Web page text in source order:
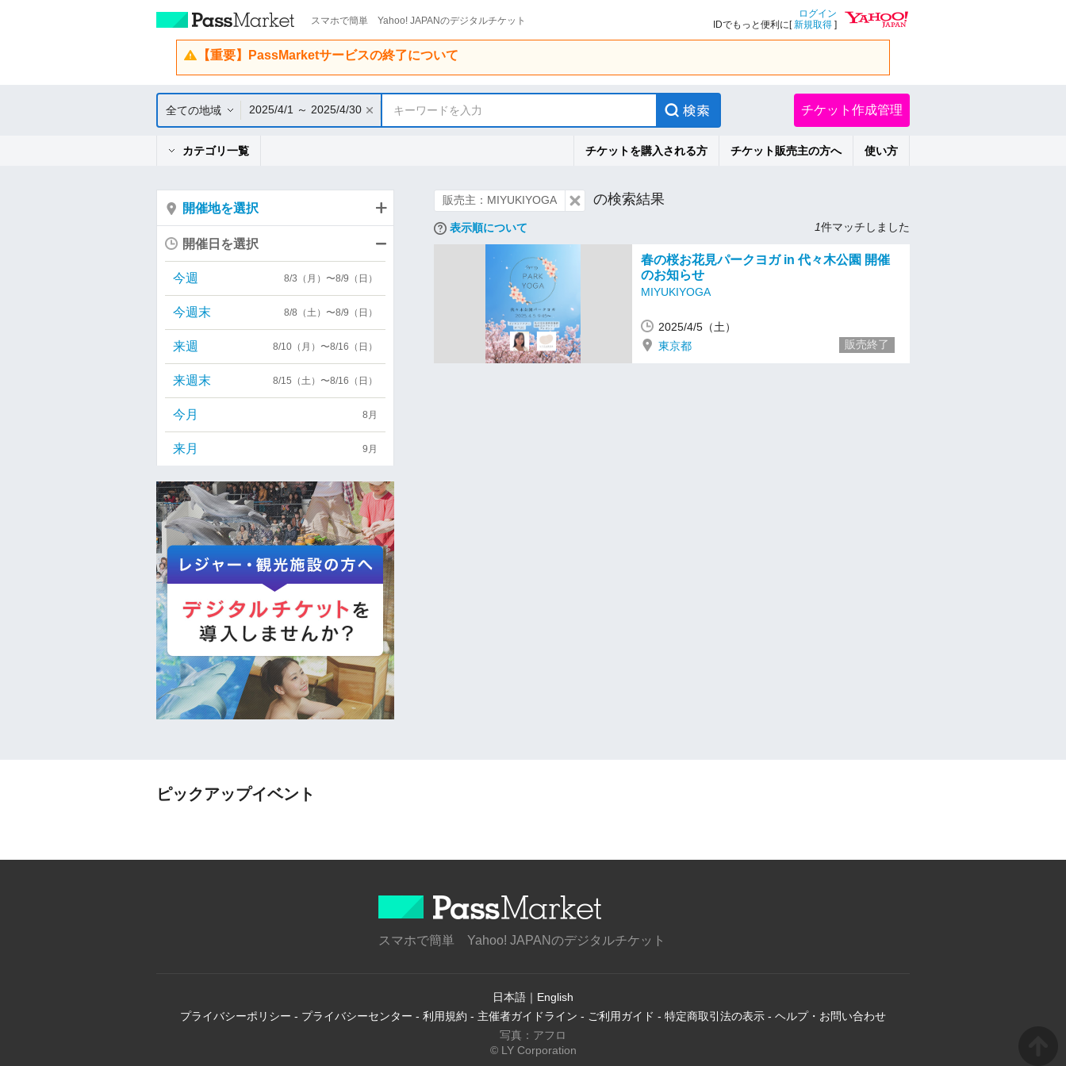
スマホで簡単 Yahoo! JAPANのデジタルチケット
ログイン
IDでもっと便利に[新規取得 ]
【重要】PassMarketサービスの終了について
全ての地域 2025/4/1 ～ 2025/4/30 キーワードを入力 チケット作成管理
カテゴリ一覧 チケットを購入される方 チケット販売主の方へ 使い方
販売主：MIYUKIYOGA の検索結果
表示順について 1件マッチしました
春の桜お花見パークヨガ in 代々木公園 開催
のお知らせ
MIYUKIYOGA
2025/4/5（土）
東京都
販売終了
開催地を選択
開催日を選択
今週 8/3（月）〜8/9（日）
今週末 8/8（土）〜8/9（日）
来週 8/10（月）〜8/16（日）
来週末 8/15（土）〜8/16（日）
今月 8月
来月 9月
ピックアップイベント
スマホで簡単 Yahoo! JAPANのデジタルチケット
日本語 ｜ English
プライバシーポリシー - プライバシーセンター - 利用規約 - 主催者ガイドライン - ご利用ガイド - 特定商取引法の表示 - ヘルプ・お問い合わせ
写真：アフロ
© LY Corporation